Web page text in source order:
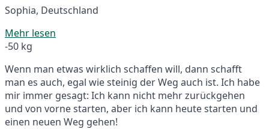
Sophia, Deutschland
Mehr lesen
-50 kg
Wenn man etwas wirklich schaffen will, dann schafft
man es auch, egal wie steinig der Weg auch ist. Ich habe
mir immer gesagt: Ich kann nicht mehr zurückgehen
und von vorne starten, aber ich kann heute starten und
einen neuen Weg gehen!